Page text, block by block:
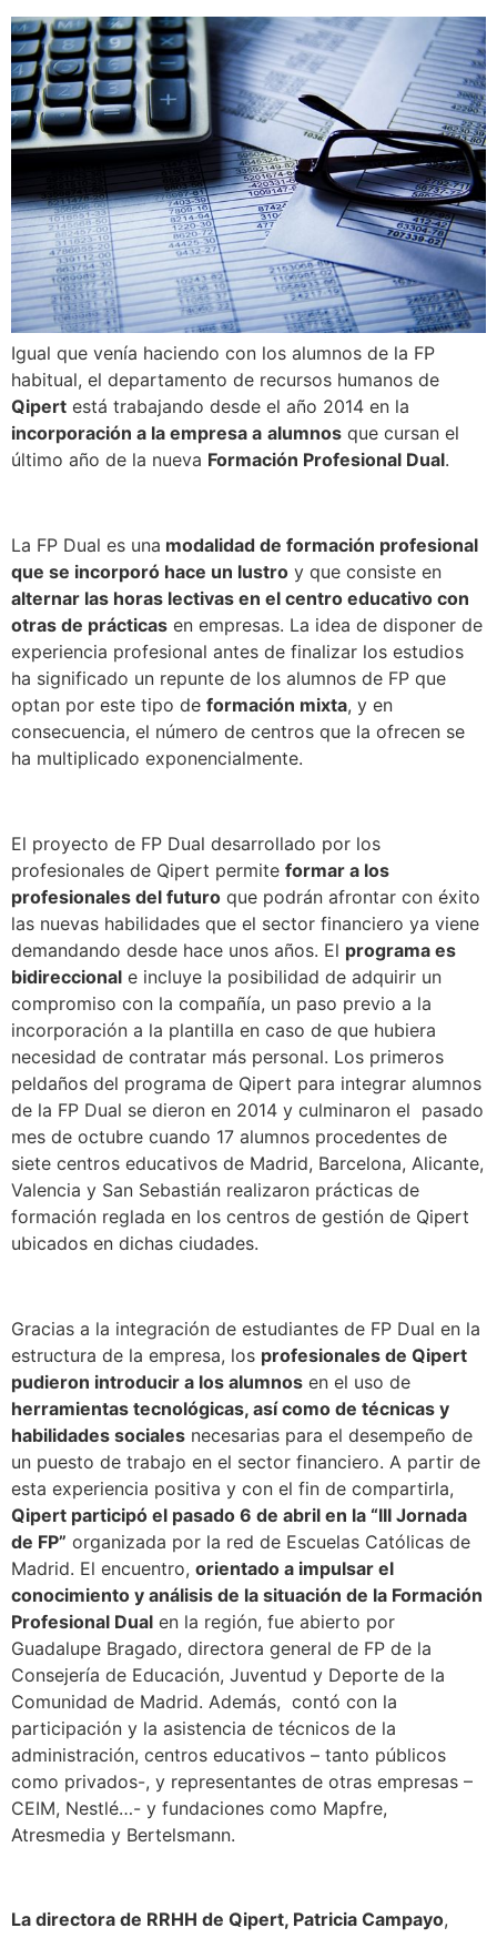
Igual que venía haciendo con los alumnos de la FP
habitual, el departamento de recursos humanos de
Qipert está trabajando desde el año 2014 en la
incorporación a la empresa a alumnos que cursan el
último año de la nueva Formación Profesional Dual.
La FP Dual es una modalidad de formación profesional
que se incorporó hace un lustro y que consiste en
alternar las horas lectivas en el centro educativo con
otras de prácticas en empresas. La idea de disponer de
experiencia profesional antes de finalizar los estudios
ha significado un repunte de los alumnos de FP que
optan por este tipo de formación mixta, y en
consecuencia, el número de centros que la ofrecen se
ha multiplicado exponencialmente.
El proyecto de FP Dual desarrollado por los
profesionales de Qipert permite formar a los
profesionales del futuro que podrán afrontar con éxito
las nuevas habilidades que el sector financiero ya viene
demandando desde hace unos años. El programa es
bidireccional e incluye la posibilidad de adquirir un
compromiso con la compañía, un paso previo a la
incorporación a la plantilla en caso de que hubiera
necesidad de contratar más personal. Los primeros
peldaños del programa de Qipert para integrar alumnos
de la FP Dual se dieron en 2014 y culminaron el pasado
mes de octubre cuando 17 alumnos procedentes de
siete centros educativos de Madrid, Barcelona, Alicante,
Valencia y San Sebastián realizaron prácticas de
formación reglada en los centros de gestión de Qipert
ubicados en dichas ciudades.
Gracias a la integración de estudiantes de FP Dual en la
estructura de la empresa, los profesionales de Qipert
pudieron introducir a los alumnos en el uso de
herramientas tecnológicas, así como de técnicas y
habilidades sociales necesarias para el desempeño de
un puesto de trabajo en el sector financiero. A partir de
esta experiencia positiva y con el fin de compartirla,
Qipert participó el pasado 6 de abril en la “III Jornada
de FP” organizada por la red de Escuelas Católicas de
Madrid. El encuentro, orientado a impulsar el
conocimiento y análisis de la situación de la Formación
Profesional Dual en la región, fue abierto por
Guadalupe Bragado, directora general de FP de la
Consejería de Educación, Juventud y Deporte de la
Comunidad de Madrid. Además, contó con la
participación y la asistencia de técnicos de la
administración, centros educativos – tanto públicos
como privados-, y representantes de otras empresas –
CEIM, Nestlé…- y fundaciones como Mapfre,
Atresmedia y Bertelsmann.
La directora de RRHH de Qipert, Patricia Campayo,